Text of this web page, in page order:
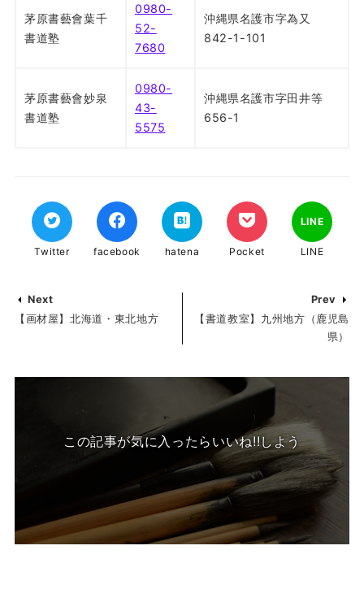
茅原書藝會葉千
書道塾
0980-
52-
7680
沖縄県名護市字為又
842-1-101
茅原書藝會妙泉
書道塾
0980-
43-
5575
沖縄県名護市字田井等
656-1
Twitter facebook hatena Pocket
LINE
LINE
Next
【画材屋】北海道・東北地方
Prev
【書道教室】九州地方（鹿児島
県）
この記事が気に入ったらいいね!!しよう